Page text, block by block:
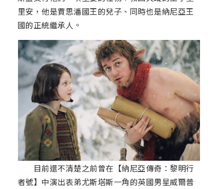
里安，他是賈思潘國王的兒子、同時也是納尼亞王
國的正統繼承人。
目前還不清楚之前曾在【納尼亞傳奇：黎明行
者號】中演出表弟尤斯塔斯一角的英國男星威爾普